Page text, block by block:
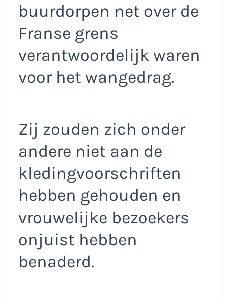
buurdorpen net over de
Franse grens
verantwoordelijk waren
voor het wangedrag.
Zij zouden zich onder
andere niet aan de
kledingvoorschriften
hebben gehouden en
vrouwelijke bezoekers
onjuist hebben
benaderd.